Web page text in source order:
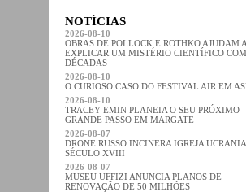
NOTÍCIAS
2026-08-10
OBRAS DE POLLOCK E ROTHKO AJUDAM A
EXPLICAR UM MISTÉRIO CIENTÍFICO COM
DÉCADAS
2026-08-10
O CURIOSO CASO DO FESTIVAL AIR EM
2026-08-10
TRACEY EMIN PLANEIA O SEU PRÓXIMO
GRANDE PASSO EM MARGATE
2026-08-07
DRONE RUSSO INCINERA IGREJA
SÉCULO XVIII
2026-08-07
MUSEU UFFIZI ANUNCIA PLANOS DE
RENOVAÇÃO DE 50 MILHÕES